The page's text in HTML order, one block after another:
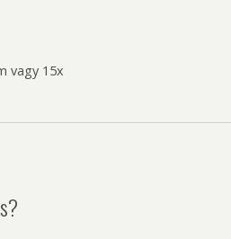
vagy 15x